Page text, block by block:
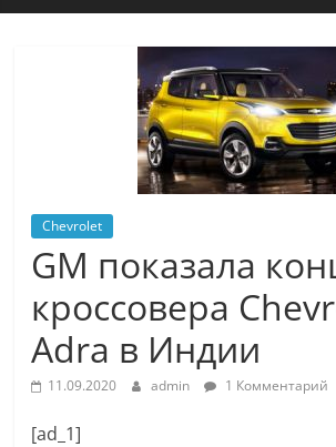
Chevrolet
GM показала
кроссовера
Adra в Индии
11.09.2020 admin 1 Комментарий
[ad_1]